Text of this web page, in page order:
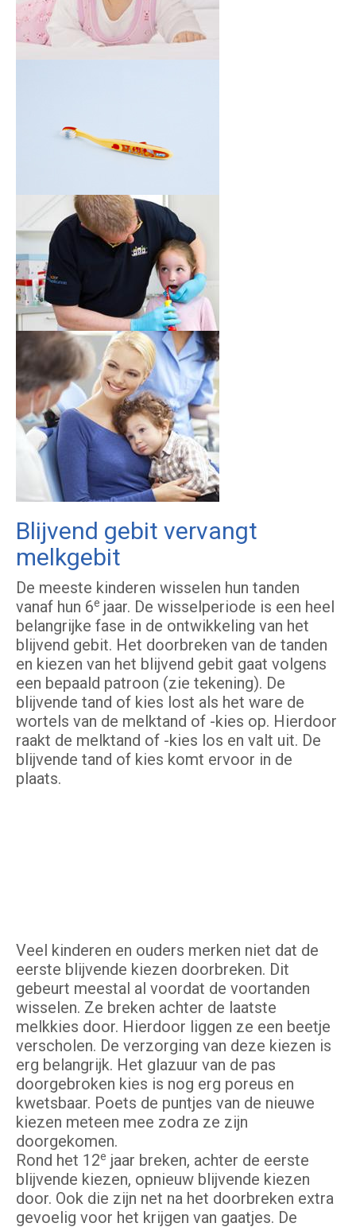
Blijvend gebit vervangt
melkgebit
De meeste kinderen wisselen hun tanden
vanaf hun 6e jaar. De wisselperiode is een heel
belangrijke fase in de ontwikkeling van het
blijvend gebit. Het doorbreken van de tanden
en kiezen van het blijvend gebit gaat volgens
een bepaald patroon (zie tekening). De
blijvende tand of kies lost als het ware de
wortels van de melktand of -kies op. Hierdoor
raakt de melktand of -kies los en valt uit. De
blijvende tand of kies komt ervoor in de
plaats.
Veel kinderen en ouders merken niet dat de
eerste blijvende kiezen doorbreken. Dit
gebeurt meestal al voordat de voortanden
wisselen. Ze breken achter de laatste
melkkies door. Hierdoor liggen ze een beetje
verscholen. De verzorging van deze kiezen is
erg belangrijk. Het glazuur van de pas
doorgebroken kies is nog erg poreus en
kwetsbaar. Poets de puntjes van de nieuwe
kiezen meteen mee zodra ze zijn
doorgekomen.
Rond het 12e jaar breken, achter de eerste
blijvende kiezen, opnieuw blijvende kiezen
door. Ook die zijn net na het doorbreken extra
gevoelig voor het krijgen van gaatjes. De